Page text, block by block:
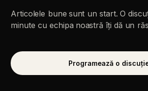
Articolele bune sunt un start. O
minute cu echipa noastră îți dă un
Programează o